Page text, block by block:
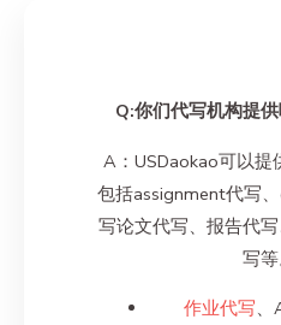
Q:你们代写机构提
A：USDaokao可以提
包括assignment代写
写论文代写、报告代
写等
作业代写、